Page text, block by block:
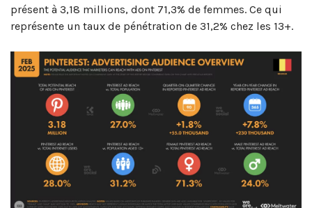
présent à 3,18 millions, dont 71,3% de femmes. Ce qui
représente un taux de pénétration de 31,2% chez les 13+.